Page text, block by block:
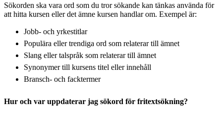
Sökorden ska vara ord som du tror sökande kan tänkas använda för
att hitta kursen eller det ämne kursen handlar om. Exempel är:
Jobb- och yrkestitlar
Populära eller trendiga ord som relaterar till ämnet
Slang eller talspråk som relaterar till ämnet
Synonymer till kursens titel eller innehåll
Bransch- och facktermer
Hur och var uppdaterar jag sökord för fritextsökning?